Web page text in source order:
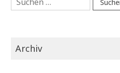
nach:
Archiv